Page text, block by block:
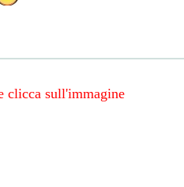
clicca sull'immagine